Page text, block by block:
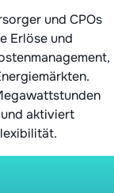
und CPOs
Erlöse und
aktiviert